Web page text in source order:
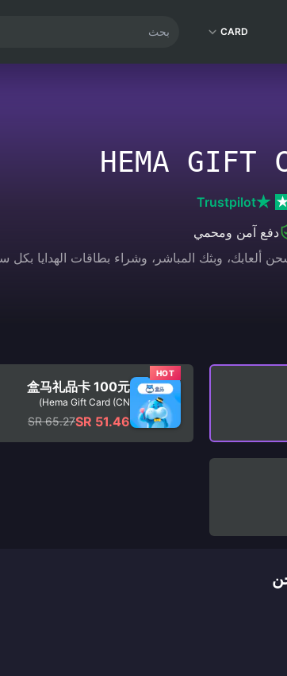
CARD
HEMA GIFT
Trustpilot
دفع آمن ومحمي
HOT
盒马礼品卡 100元
Hema Gift Card (CN)
SR 51.46
SR 65.27